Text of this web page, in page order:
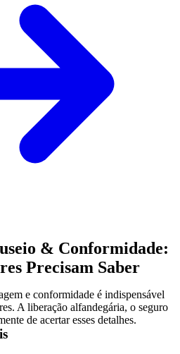
& Conformidade:
Precisam Saber
e conformidade é indispensável
A liberação alfandegária, o seguro
de acertar esses detalhes.